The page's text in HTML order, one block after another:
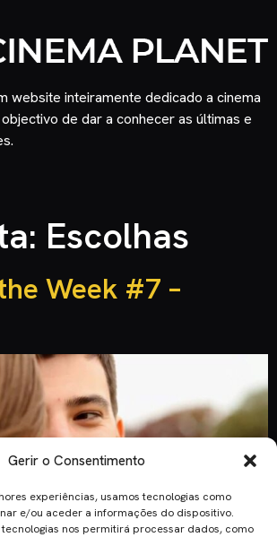
Gerir o Consentimento
experiências, usamos tecnologias como
e/ou aceder a informações do dispositivo.
nos permitirá processar dados, como
website inteiramente dedicado a cinema
de dar a conhecer as últimas e
Escolhas
Week #7 –